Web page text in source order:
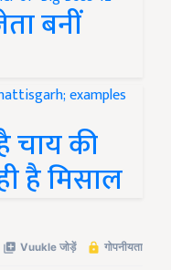
बनीं
चाय की
है मिसाल